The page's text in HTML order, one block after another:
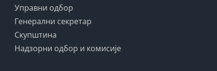
Управни одбор
Генерални секретар
Скупштина
Надзорни одбор и комисије